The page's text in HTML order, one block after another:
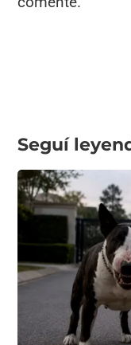
Seguí